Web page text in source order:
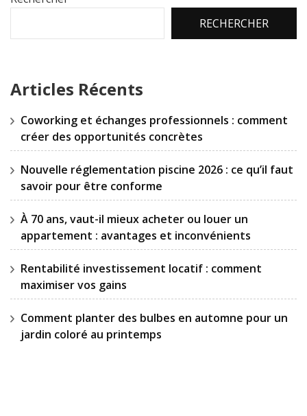
RECHERCHER
Articles Récents
Coworking et échanges professionnels : comment
créer des opportunités concrètes
Nouvelle réglementation piscine 2026 : ce qu’il faut
savoir pour être conforme
À 70 ans, vaut-il mieux acheter ou louer un
appartement : avantages et inconvénients
Rentabilité investissement locatif : comment
maximiser vos gains
Comment planter des bulbes en automne pour un
jardin coloré au printemps